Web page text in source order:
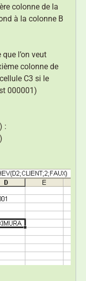
colonne de la
à la colonne B
l’on veut
colonne de
C3 si le
000001)
:
)